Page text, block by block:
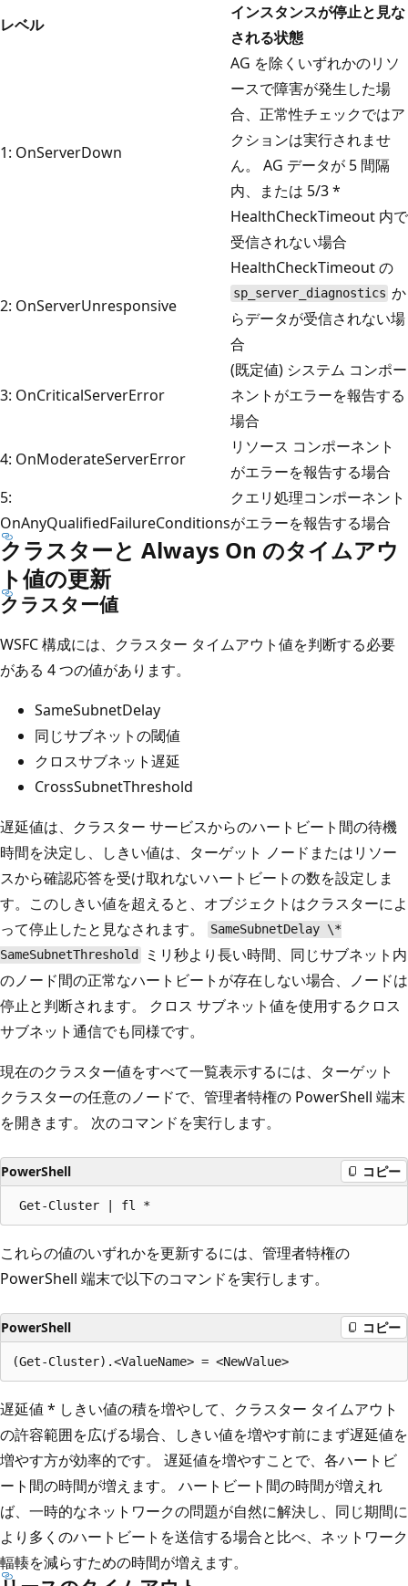
レベル
インスタンスが停止と見な
される状態
1: OnServerDown
AG を除くいずれかのリソ
ースで障害が発生した場
合、正常性チェックではア
クションは実行されませ
ん。 AG データが 5 間隔
内、または 5/3 *
HealthCheckTimeout 内で
受信されない場合
2: OnServerUnresponsive
HealthCheckTimeout の
sp_server_diagnostics か
らデータが受信されない場
合
3: OnCriticalServerError
(既定値) システム コンポー
ネントがエラーを報告する
場合
4: OnModerateServerError
リソース コンポーネント
がエラーを報告する場合
5:
OnAnyQualifiedFailureConditions
クエリ処理コンポーネント
がエラーを報告する場合
クラスターと Always On のタイムアウ
ト値の更新
クラスター値
WSFC 構成には、クラスター タイムアウト値を判断する必要
がある 4 つの値があります。
SameSubnetDelay
同じサブネットの閾値
クロスサブネット遅延
CrossSubnetThreshold
遅延値は、クラスター サービスからのハートビート間の待機
時間を決定し、しきい値は、ターゲット ノードまたはリソー
スから確認応答を受け取れないハートビートの数を設定しま
す。このしきい値を超えると、オブジェクトはクラスターによ
って停止したと見なされます。
SameSubnetDelay \*
SameSubnetThreshold
ミリ秒より長い時間、同じサブネット内
のノード間の正常なハートビートが存在しない場合、ノードは
停止と判断されます。 クロス サブネット値を使用するクロス
サブネット通信でも同様です。
現在のクラスター値をすべて一覧表示するには、ターゲット
クラスターの任意のノードで、管理者特権の PowerShell 端末
を開きます。 次のコマンドを実行します。
PowerShell コピー
これらの値のいずれかを更新するには、管理者特権の
PowerShell 端末で以下のコマンドを実行します。
PowerShell コピー
遅延値 * しきい値の積を増やして、クラスター タイムアウト
の許容範囲を広げる場合、しきい値を増やす前にまず遅延値を
増やす方が効率的です。 遅延値を増やすことで、各ハートビ
ート間の時間が増えます。 ハートビート間の時間が増えれ
ば、一時的なネットワークの問題が自然に解決し、同じ期間に
より多くのハートビートを送信する場合と比べ、ネットワーク
輻輳を減らすための時間が増えます。